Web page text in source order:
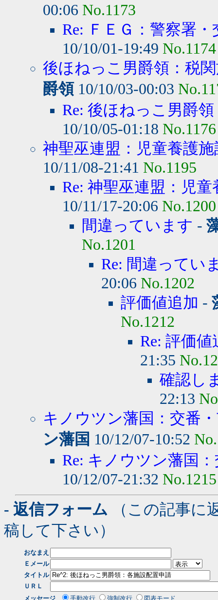
00:06 No.1173
Re: ＦＥＧ：警察署・
10/10/01-19:49 No.1174
後ほねっこ男爵領：税
爵領10/10/03-00:03
Re: 後ほねっこ男爵
10/10/05-01:18 No.1176
神聖巫連盟：児童養護
10/11/08-21:41 No.1195
Re: 神聖巫連盟：児童
10/11/17-20:06 No.1200
間違っています -
No.1201
Re: 間違ってい
20:06 No.1202
評価値追加 -
No.1212
Re: 評価値
21:35
確認し
22:13
キノウツン藩国：交番
ン藩国 10/12/07-10:52
Re: キノウツン藩国
10/12/07-21:32 No.1215
- 返信フォーム （この記事に
稿して下さい）
おなまえ
Ｅメール
タイトル
ＵＲＬ
メッセージ
手動改行 強制改行 図表モード